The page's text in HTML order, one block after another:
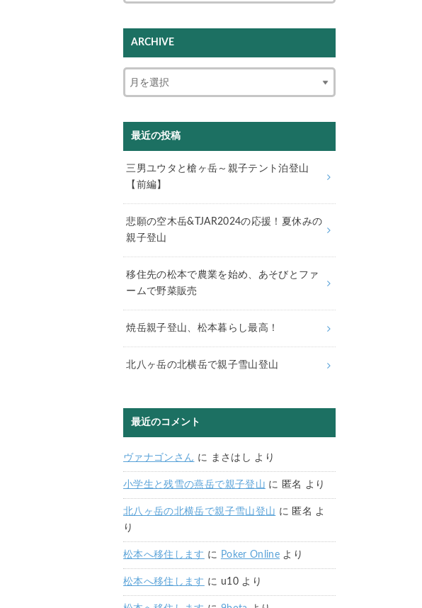
ARCHIVE
最近の投稿
三男ユウタと槍ヶ岳～親子テント泊登山
【前編】
悲願の空木岳&TJAR2024の応援！夏休みの
親子登山
移住先の松本で農業を始め、あそびとファ
ームで野菜販売
焼岳親子登山、松本暮らし最高！
北八ヶ岳の北横岳で親子雪山登山
最近のコメント
ヴァナゴンさん に まさはし より
小学生と残雪の燕岳で親子登山 に 匿名 より
北八ヶ岳の北横岳で親子雪山登山 に 匿名 よ
り
松本へ移住します に Poker Online より
松本へ移住します に u10より